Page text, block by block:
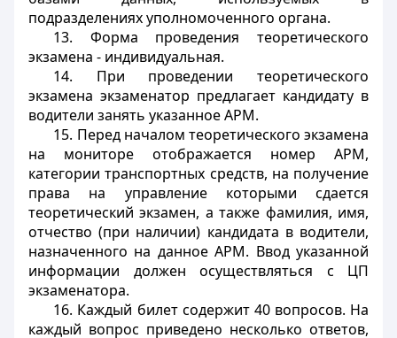
подразделениях уполномоченного органа.
13. Форма проведения теоретического
экзамена - индивидуальная.
14. При проведении теоретического
экзамена экзаменатор предлагает кандидату в
водители занять указанное АРМ.
15. Перед началом теоретического экзамена
на мониторе отображается номер АРМ,
категории транспортных средств, на получение
права на управление которыми сдается
теоретический экзамен, а также фамилия, имя,
отчество (при наличии) кандидата в водители,
назначенного на данное АРМ. Ввод указанной
информации должен осуществляться с ЦП
экзаменатора.
16. Каждый билет содержит 40 вопросов. На
каждый вопрос приведено несколько ответов,